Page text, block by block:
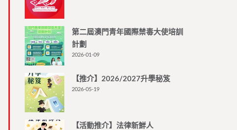
第二屆澳門青年國際禁毒大使培訓
計劃
2026-01-09
【推介】2026/2027升學秘笈
2026-05-19
【活動推介】法律新鮮人